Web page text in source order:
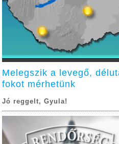
Melegszik a levegő,
fokot mérhetünk
Jó reggelt, Gyula!